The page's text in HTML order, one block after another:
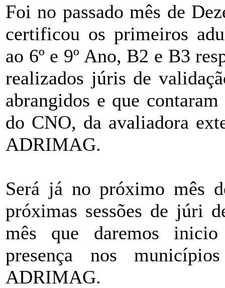
Foi no passado mês de
certificou os primeiros
ao 6º e 9º Ano, B2 e B3
realizados júris de
abrangidos e que
do CNO, da avaliadora
ADRIMAG.
Será já no próximo mês
próximas sessões de júri
mês que daremos inicio
presença nos
ADRIMAG.